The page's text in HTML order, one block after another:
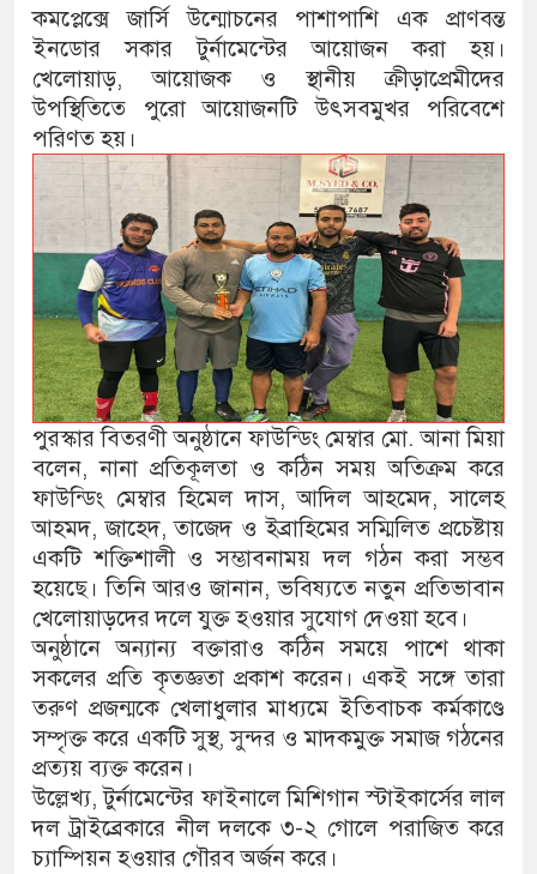
কমপ্লেক্সে জার্সি উন্মোচনের পাশাপাশি এক প্রাণবন্ত
ইনডোর সকার টুর্নামেন্টের আয়োজন করা হয়।
খেলোয়াড়, আয়োজক ও স্থানীয় ক্রীড়াপ্রেমীদের
উপস্থিতিতে পুরো আয়োজনটি উৎসবমুখর পরিবেশে
পরিণত হয়।
পুরস্কার বিতরণী অনুষ্ঠানে ফাউন্ডিং মেম্বার মো. আনা মিয়া
বলেন, নানা প্রতিকূলতা ও কঠিন সময় অতিক্রম করে
ফাউন্ডিং মেম্বার হিমেল দাস, আদিল আহমেদ, সালেহ
আহমদ, জাহেদ, তাজেদ ও ইব্রাহিমের সম্মিলিত প্রচেষ্টায়
একটি শক্তিশালী ও সম্ভাবনাময় দল গঠন করা সম্ভব
হয়েছে। তিনি আরও জানান, ভবিষ্যতে নতুন প্রতিভাবান
খেলোয়াড়দের দলে যুক্ত হওয়ার সুযোগ দেওয়া হবে।
অনুষ্ঠানে অন্যান্য বক্তারাও কঠিন সময়ে পাশে থাকা
সকলের প্রতি কৃতজ্ঞতা প্রকাশ করেন। একই সঙ্গে তারা
তরুণ প্রজন্মকে খেলাধুলার মাধ্যমে ইতিবাচক কর্মকাণ্ডে
সম্পৃক্ত করে একটি সুস্থ, সুন্দর ও মাদকমুক্ত সমাজ গঠনের
প্রত্যয় ব্যক্ত করেন।
উল্লেখ্য, টুর্নামেন্টের ফাইনালে মিশিগান স্টাইকার্সের লাল
দল ট্রাইব্রেকারে নীল দলকে ৩-২ গোলে পরাজিত করে
চ্যাম্পিয়ন হওয়ার গৌরব অর্জন করে।